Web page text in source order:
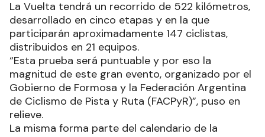
La Vuelta tendrá un recorrido de 522 kilómetros,
desarrollado en cinco etapas y en la que
participarán aproximadamente 147 ciclistas,
distribuidos en 21 equipos.
“Esta prueba será puntuable y por eso la
magnitud de este gran evento, organizado por el
Gobierno de Formosa y la Federación Argentina
de Ciclismo de Pista y Ruta (FACPyR)”, puso en
relieve.
La misma forma parte del calendario de la